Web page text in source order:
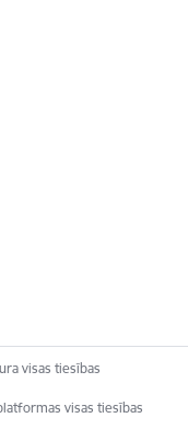
visas tiesības
visas tiesības